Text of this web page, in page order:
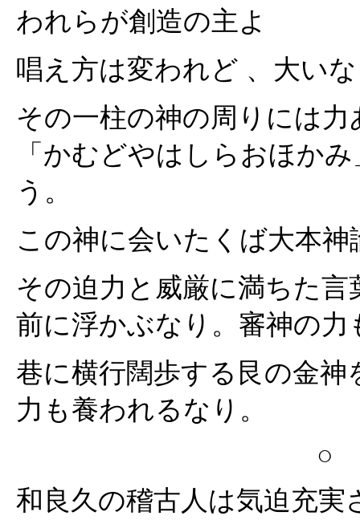
われらが創造の主よ
唱え方は変われど 、大い
その一柱の神の周りには
「かむどやはしらおほか
う。
この神に会いたくば大本
その迫力と威厳に満ちた
前に浮かぶなり。審神の力
巷に横行闊歩する艮の金
力も養われるなり。
○
和良久の稽古人は気迫充